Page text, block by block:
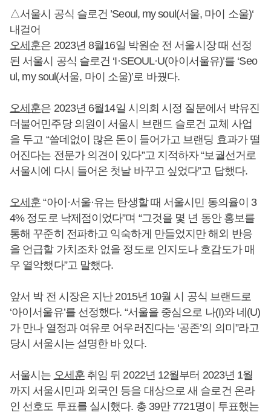
△서울시 공식 슬로건 ’Seoul, my soul(서울, 마이 소울)‘
내걸어
오세훈은 2023년 8월16일 박원순 전 서울시장 때 선정
된 서울시 공식 슬로건 ‘I·SEOUL·U(아이서울유)’를 ‘Seo
ul, my soul(서울, 마이 소울)’로 바꿨다.
오세훈은 2023년 6월14일 시의회 시정 질문에서 박유진
더불어민주당 의원이 서울시 브랜드 슬로건 교체 사업
을 두고 “쓸데없이 많은 돈이 들어가고 브랜딩 효과가 떨
어진다는 전문가 의견이 있다”고 지적하자 “보궐선거로
서울시에 다시 들어온 첫날 바꾸고 싶었다”고 답했다.
오세훈 “아이·서울·유는 탄생할 때 서울시민 동의율이 3
4% 정도로 낙제점이었다”며 “그것을 몇 년 동안 홍보를
통해 꾸준히 전파하고 익숙하게 만들었지만 해외 반응
을 언급할 가치조차 없을 정도로 인지도나 호감도가 매
우 열악했다”고 말했다.
앞서 박 전 시장은 지난 2015년 10월 시 공식 브랜드로
‘아이서울유’를 선정했다. “서울을 중심으로 나(I)와 네(U)
가 만나 열정과 여유로 어우러진다는 ‘공존’의 의미”라고
당시 서울시는 설명한 바 있다.
서울시는 오세훈취임 뒤 2022년 12월부터 2023년 1월
까지 서울시민과 외국인 등을 대상으로 새 슬로건 온라
인 선호도 투표를 실시했다. 총 39만 7721명이 투표했는